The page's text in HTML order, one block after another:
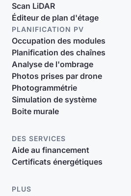
Scan LiDAR
Éditeur de plan d'étage
PLANIFICATION PV
Occupation des modules
Planification des chaînes
Analyse de l'ombrage
Photos prises par drone
Photogrammétrie
Simulation de système
Boite murale
DES SERVICES
Aide au financement
Certificats énergétiques
PLUS